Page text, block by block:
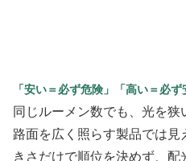
「安い＝必ず危険」「高い＝必
同じルーメン数でも、光を狭
路面を広く照らす製品では
きさだけで順位を決めず、配